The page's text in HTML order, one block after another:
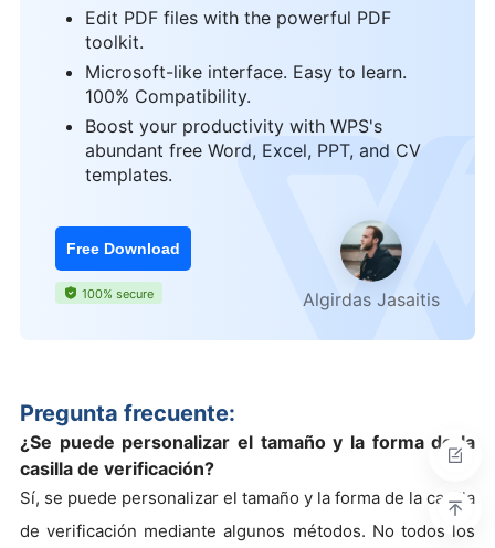
Edit PDF files with the powerful PDF
toolkit.
Microsoft-like interface. Easy to learn.
100% Compatibility.
Boost your productivity with WPS's
abundant free Word, Excel, PPT, and CV
templates.
Free Download
100% secure Algirdas Jasaitis
Pregunta frecuente:
¿Se puede personalizar el tamaño y la forma de la
casilla de verificación?
Sí, se puede personalizar el tamaño y la forma de la casilla
de verificación mediante algunos métodos. No todos los